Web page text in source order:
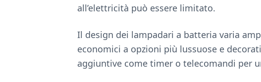
all’elettricità può essere limitato.
Il design dei lampadari a batteria varia
economici a opzioni più lussuose e
aggiuntive come timer o telecomandi per